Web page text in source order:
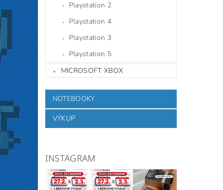
Playstation 2
Playstation 4
Playstation 3
Playstation 5
MICROSOFT XBOX
NOTEBOOKY
VÝKUP
INSTAGRAM